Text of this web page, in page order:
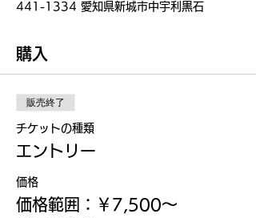
441-1334 愛知県新城市中宇利黒石
購入
販売終了
チケットの種類
エントリー
価格
価格範囲：￥7,500〜